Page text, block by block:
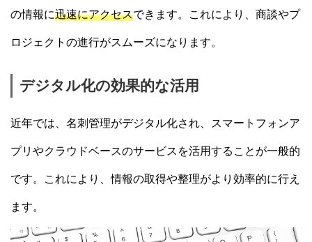
の情報に迅速にアクセスできます。これにより、商談やプ
ロジェクトの進行がスムーズになります。
デジタル化の効果的な活用
近年では、名刺管理がデジタル化され、スマートフォンア
プリやクラウドベースのサービスを活用することが一般的
です。これにより、情報の取得や整理がより効率的に行え
ます。